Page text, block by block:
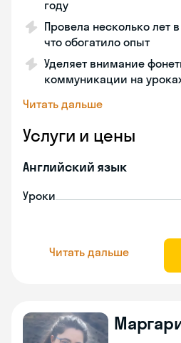
году
Провела несколько лет
что обогатило опыт
Уделяет внимание
коммуникации на
Читать дальше
Услуги и цены
Английский язык
Уроки
Читать дальше